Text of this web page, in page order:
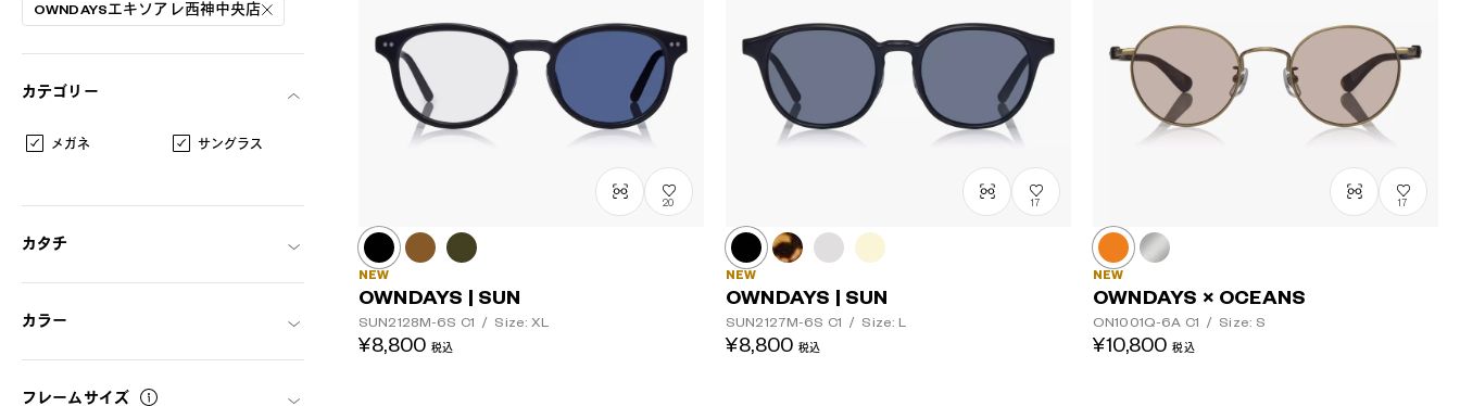
OWNDAYSエキソアレ西神中央店
カテゴリー
メガネ サングラス
カタチ
カラー
フレームサイズ
20
NEW
OWNDAYS | SUN
SUN2128M-6S C1 / Size: XL
¥8,800 税込
17
NEW
OWNDAYS | SUN
SUN2127M-6S C1 / Size: L
¥8,800 税込
17
NEW
OWNDAYS × OCEANS
ON1001Q-6A C1 / Size: S
¥10,800 税込